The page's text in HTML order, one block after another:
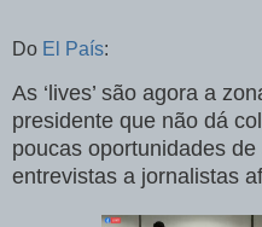
Do El País:
As ‘lives’ são agora a
presidente que não dá
poucas oportunidades
entrevistas a jornalistas